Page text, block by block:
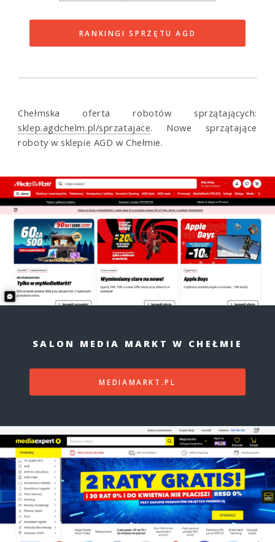
RANKINGI SPRZĘTU AGD
Chełmska oferta robotów sprzątających:
sklep.agdchelm.pl/sprzatajace. Nowe sprzątające
roboty w sklepie AGD w Chełmie.
SALON MEDIA MARKT W CHEŁMIE
MEDIAMARKT.PL